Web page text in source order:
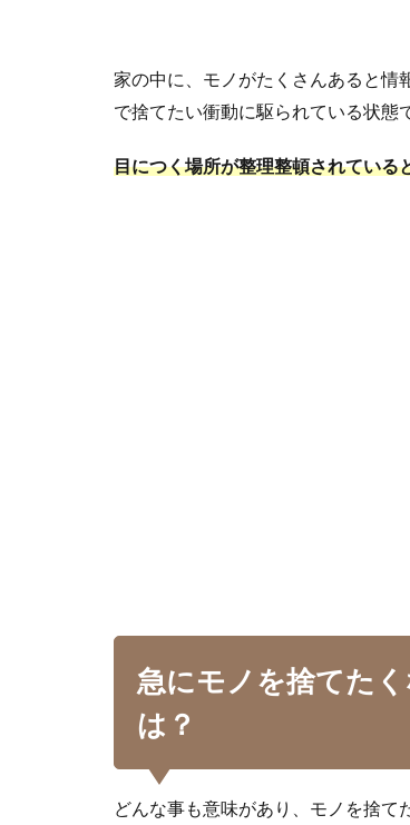
家の中に、モノがたくさんあると情
で捨てたい衝動に駆られている状態
目につく場所が整理整頓されている
急にモノを捨てた
は？
どんな事も意味があり、モノを捨て